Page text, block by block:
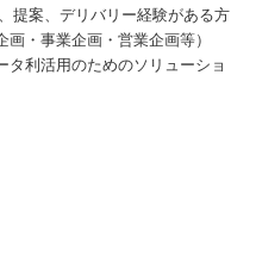
提案、デリバリー経験がある方
・事業企画・営業企画等）
タ利活用のためのソリューショ